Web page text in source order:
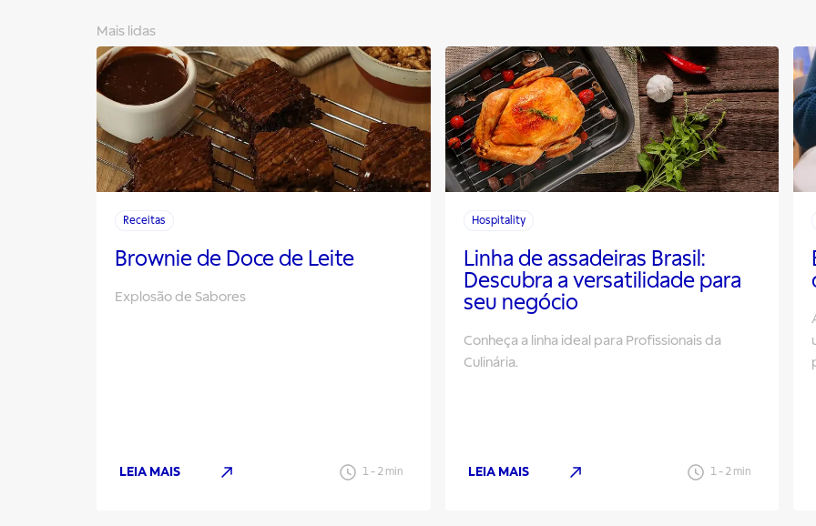
Mais lidas
Receitas
Brownie de Doce de Leite
Explosão de Sabores
LEIA MAIS 1- 2min
Hospitality
Linha de assadeiras Brasil:
Descubra a versatilidade para
seu negócio
Conheça a linha ideal para Profissionais da
Culinária.
LEIA MAIS 1- 2 min